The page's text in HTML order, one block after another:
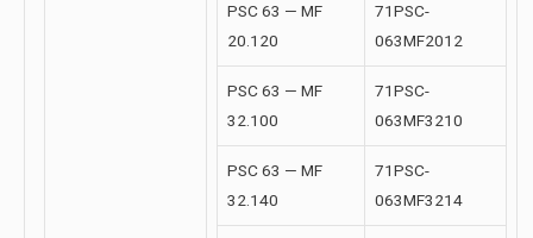
PSC 63 — MF
20.120
71PSC-
063MF2012
PSC 63 — MF
32.100
71PSC-
063MF3210
PSC 63 — MF
32.140
71PSC-
063MF3214